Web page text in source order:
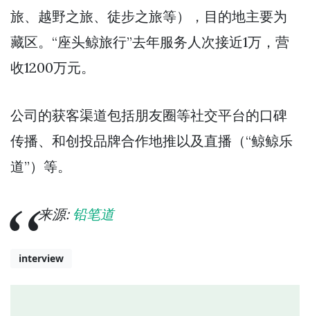
旅、越野之旅、徒步之旅等），目的地主要为
藏区。“座头鲸旅行”去年服务人次接近1万，营
收1200万元。
公司的获客渠道包括朋友圈等社交平台的口碑
传播、和创投品牌合作地推以及直播（“鲸鲸乐
道”）等。
来源: 铅笔道
interview